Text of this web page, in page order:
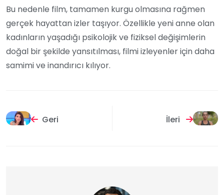
Bu nedenle film, tamamen kurgu olmasına rağmen
gerçek hayattan izler taşıyor. Özellikle yeni anne olan
kadınların yaşadığı psikolojik ve fiziksel değişimlerin
doğal bir şekilde yansıtılması, filmi izleyenler için daha
samimi ve inandırıcı kılıyor.
Geri İleri